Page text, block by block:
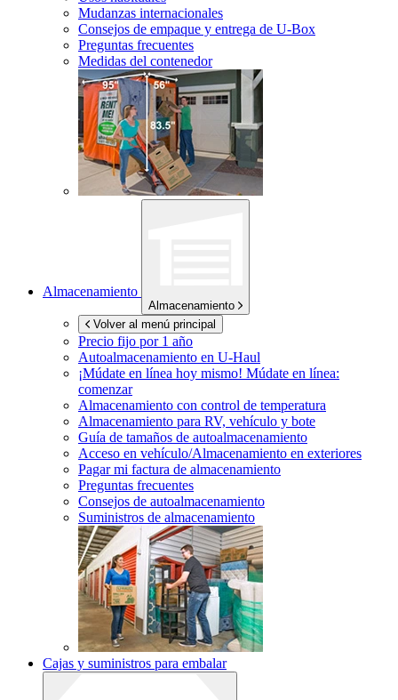
Mudanzas internacionales
Consejos de empaque y entrega de U-Box
Preguntas frecuentes
Medidas del contenedor
Almacenamiento
Almacenamiento
Volver al menú principal
Precio fijo por 1 año
Autoalmacenamiento en U-Haul
¡Múdate en línea hoy mismo! Múdate en línea:
comenzar
Almacenamiento con control de temperatura
Almacenamiento para RV, vehículo y bote
Guía de tamaños de autoalmacenamiento
Acceso en vehículo/Almacenamiento en exteriores
Pagar mi factura de almacenamiento
Preguntas frecuentes
Consejos de autoalmacenamiento
Suministros de almacenamiento
Cajas y suministros para embalar